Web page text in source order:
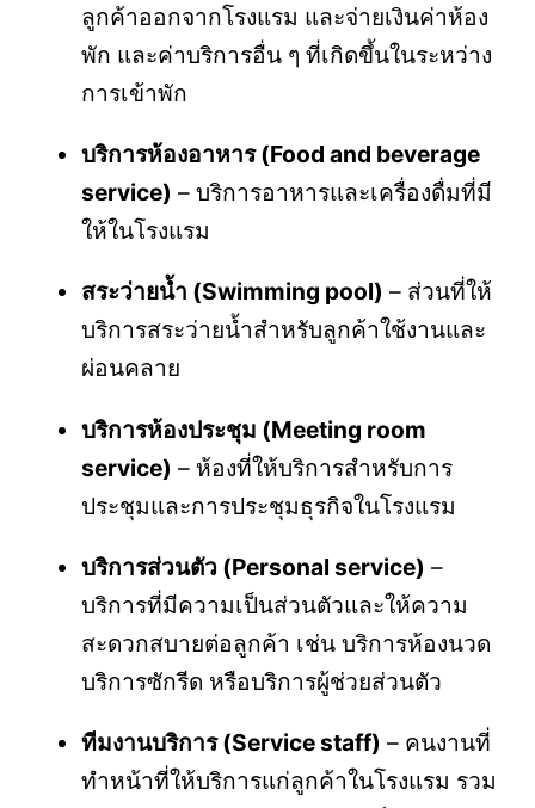
ลูกค้าออกจากโรงแรม และจ่ายเงินค่าห้อง
พัก และค่าบริการอื่น ๆ ที่เกิดขึ้นในระหว่าง
การเข้าพัก
บริการห้องอาหาร (Food and beverage
service) – บริการอาหารและเครื่องดื่มที่มี
ให้ในโรงแรม
สระว่ายน้ำ (Swimming pool) – ส่วนที่ให้
บริการสระว่ายน้ำสำหรับลูกค้าใช้งานและ
ผ่อนคลาย
บริการห้องประชุม (Meeting room
service) – ห้องที่ให้บริการสำหรับการ
ประชุมและการประชุมธุรกิจในโรงแรม
บริการส่วนตัว (Personal service) –
บริการที่มีความเป็นส่วนตัวและให้ความ
สะดวกสบายต่อลูกค้า เช่น บริการห้องนวด
บริการซักรีด หรือบริการผู้ช่วยส่วนตัว
ทีมงานบริการ (Service staff) – คนงานที่
ทำหน้าที่ให้บริการแก่ลูกค้าในโรงแรม รวม